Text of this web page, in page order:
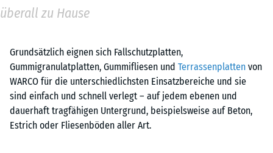
überall zu Hause
Grundsätzlich eignen sich Fallschutzplatten,
Gummigranulatplatten, Gummifliesen und Terrassenplatten von
WARCO für die unterschiedlichsten Einsatzbereiche und sie
sind einfach und schnell verlegt – auf jedem ebenen und
dauerhaft tragfähigen Untergrund, beispielsweise auf Beton,
Estrich oder Fliesenböden aller Art.